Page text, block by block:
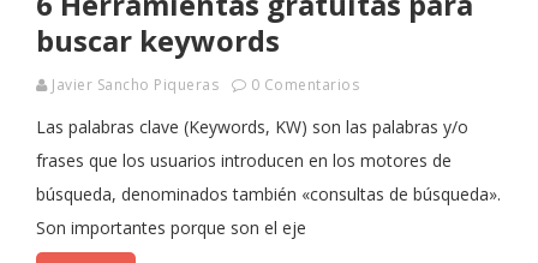
buscar keywords
Javier Sancho Piqueras 0 Comentarios
Las palabras clave (Keywords, KW) son las palabras y/o
frases que los usuarios introducen en los motores de
búsqueda, denominados también «consultas de búsqueda».
Son importantes porque son el eje